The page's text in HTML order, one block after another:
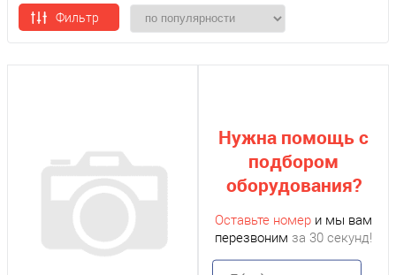
Фильтр
Нужна помощь с
подбором
оборудования?
Оставьте номер и мы вам
перезвоним за 30 секунд!